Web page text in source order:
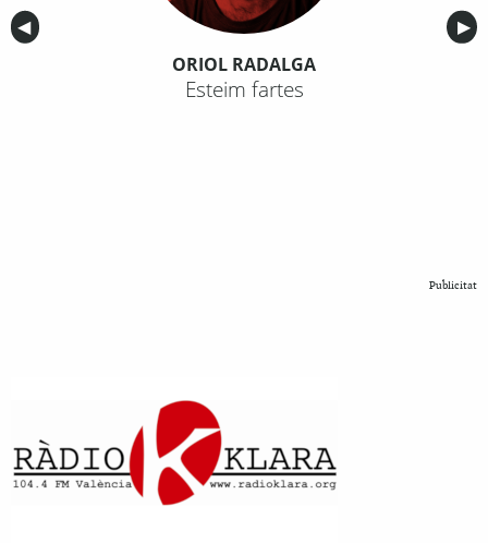
Anterior
◀︎ ▶︎
ORIOL RADALGA
Esteim fartes
Publicitat